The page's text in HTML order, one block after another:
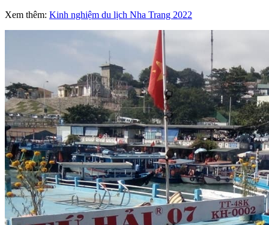
Xem thêm: Kinh nghiệm du lịch Nha Trang 2022